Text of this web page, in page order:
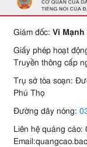
Giám đốc: Vi Mạnh
Giấy phép hoạt
Truyền thông cấp
Trụ sở tòa soạn:
Phú Thọ
Đường dây nóng:
Liên hệ quảng